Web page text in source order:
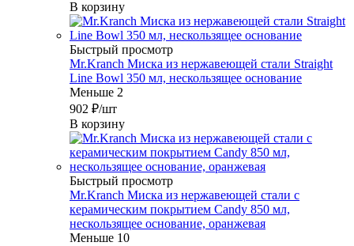
В корзину
Быстрый просмотр
Mr.Kranch Миска из нержавеющей стали Straight
Line Bowl 350 мл, нескользящее основание
Меньше 2
902 ₽/шт
В корзину
Быстрый просмотр
Mr.Kranch Миска из нержавеющей стали с
керамическим покрытием Candy 850 мл,
нескользящее основание, оранжевая
Меньше 10